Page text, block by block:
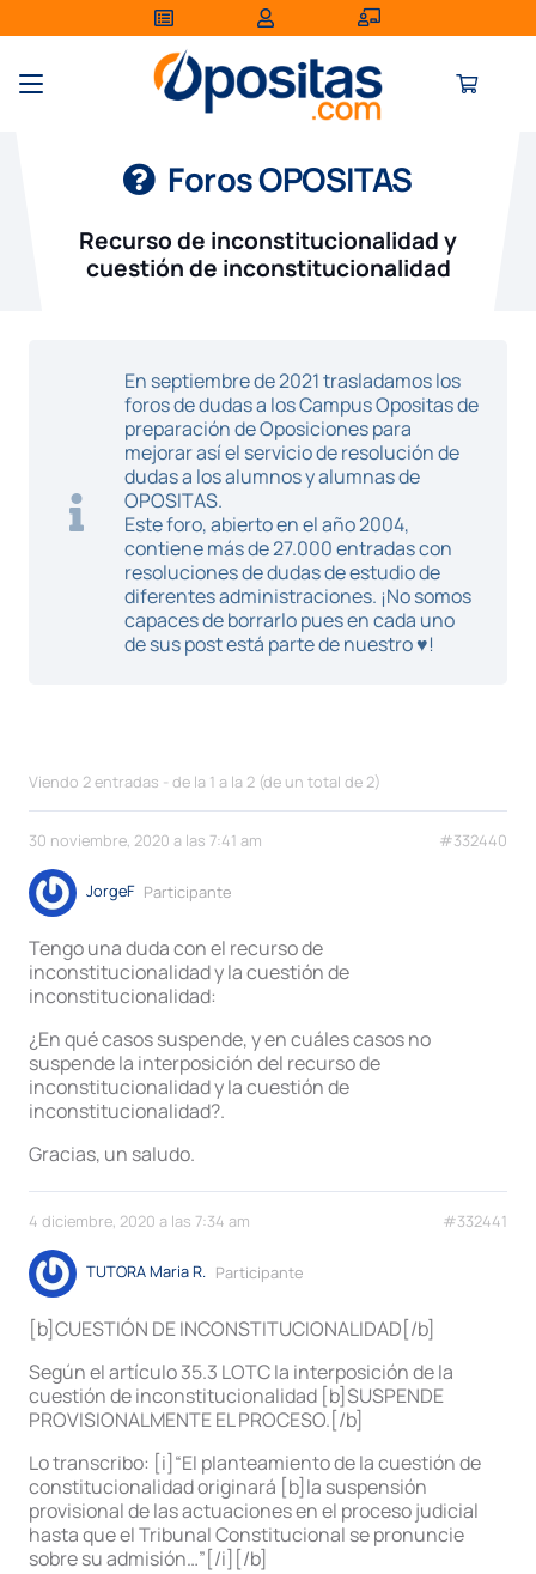
Foros OPOSITAS
Recurso de inconstitucionalidad y
cuestión de inconstitucionalidad
En septiembre de 2021 trasladamos los
foros de dudas a los Campus Opositas de
preparación de Oposiciones para
mejorar así el servicio de resolución de
dudas a los alumnos y alumnas de
OPOSITAS.
Este foro, abierto en el año 2004,
contiene más de 27.000 entradas con
resoluciones de dudas de estudio de
diferentes administraciones. ¡No somos
capaces de borrarlo pues en cada uno
de sus post está parte de nuestro ♥!
Viendo 2 entradas - de la 1 a la 2 (de un total de 2)
30 noviembre, 2020 a las 7:41 am #332440
JorgeF Participante
Tengo una duda con el recurso de
inconstitucionalidad y la cuestión de
inconstitucionalidad:
¿En qué casos suspende, y en cuáles casos no
suspende la interposición del recurso de
inconstitucionalidad y la cuestión de
inconstitucionalidad?.
Gracias, un saludo.
4 diciembre, 2020 a las 7:34 am #332441
TUTORA Maria R. Participante
[b]CUESTIÓN DE INCONSTITUCIONALIDAD[/b]
Según el artículo 35.3 LOTC la interposición de la
cuestión de inconstitucionalidad [b]SUSPENDE
PROVISIONALMENTE EL PROCESO.[/b]
Lo transcribo: [i]“El planteamiento de la cuestión de
constitucionalidad originará [b]la suspensión
provisional de las actuaciones en el proceso judicial
hasta que el Tribunal Constitucional se pronuncie
sobre su admisión…”[/i][/b]